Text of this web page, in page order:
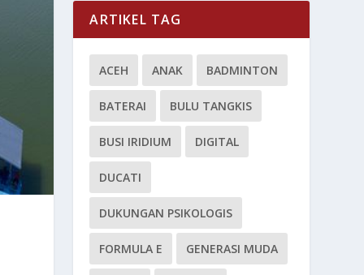
ARTIKEL TAG
ACEH ANAK BADMINTON
BATERAI BULU TANGKIS
BUSI IRIDIUM DIGITAL
DUCATI
DUKUNGAN PSIKOLOGIS
FORMULA E GENERASI MUDA